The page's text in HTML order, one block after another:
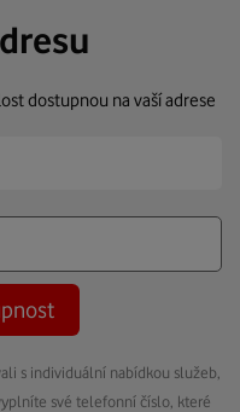
dostupnou na vaší adrese
s individuální nabídkou služeb,
své telefonní číslo, které